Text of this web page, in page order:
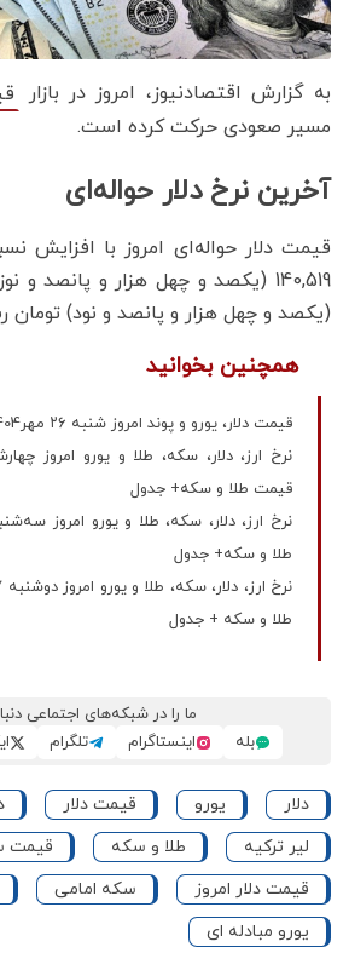
به گزارش اقتصادنیوز، امروز در بازار
مسیر صعودی حرکت کرده است.
آخرین نرخ دلار حواله‌ای
قیمت دلار حواله‌ای امروز با افزایش
(یکصد و چهل هزار و پانصد و نود) تومان
همچنین بخوانید
قیمت دلار، یورو و پوند امروز شنبه ۲۶ مهر1404+ جدول
قیمت طلا و سکه+ جدول
طلا و سکه+ جدول
طلا و سکه + جدول
ما را در شبکه‌های اجتماعی
بله
اینستاگرام تلگرام
دلار یورو قیمت دلار
لیر ترکیه
طلا و سکه
قیمت
قیمت دلار امروز
سکه امامی
یورو مبادله ای